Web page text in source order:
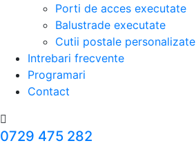
Porti de acces executate
Balustrade executate
Cutii postale personalizate
Intrebari frecvente
Programari
Contact
0729 475 282